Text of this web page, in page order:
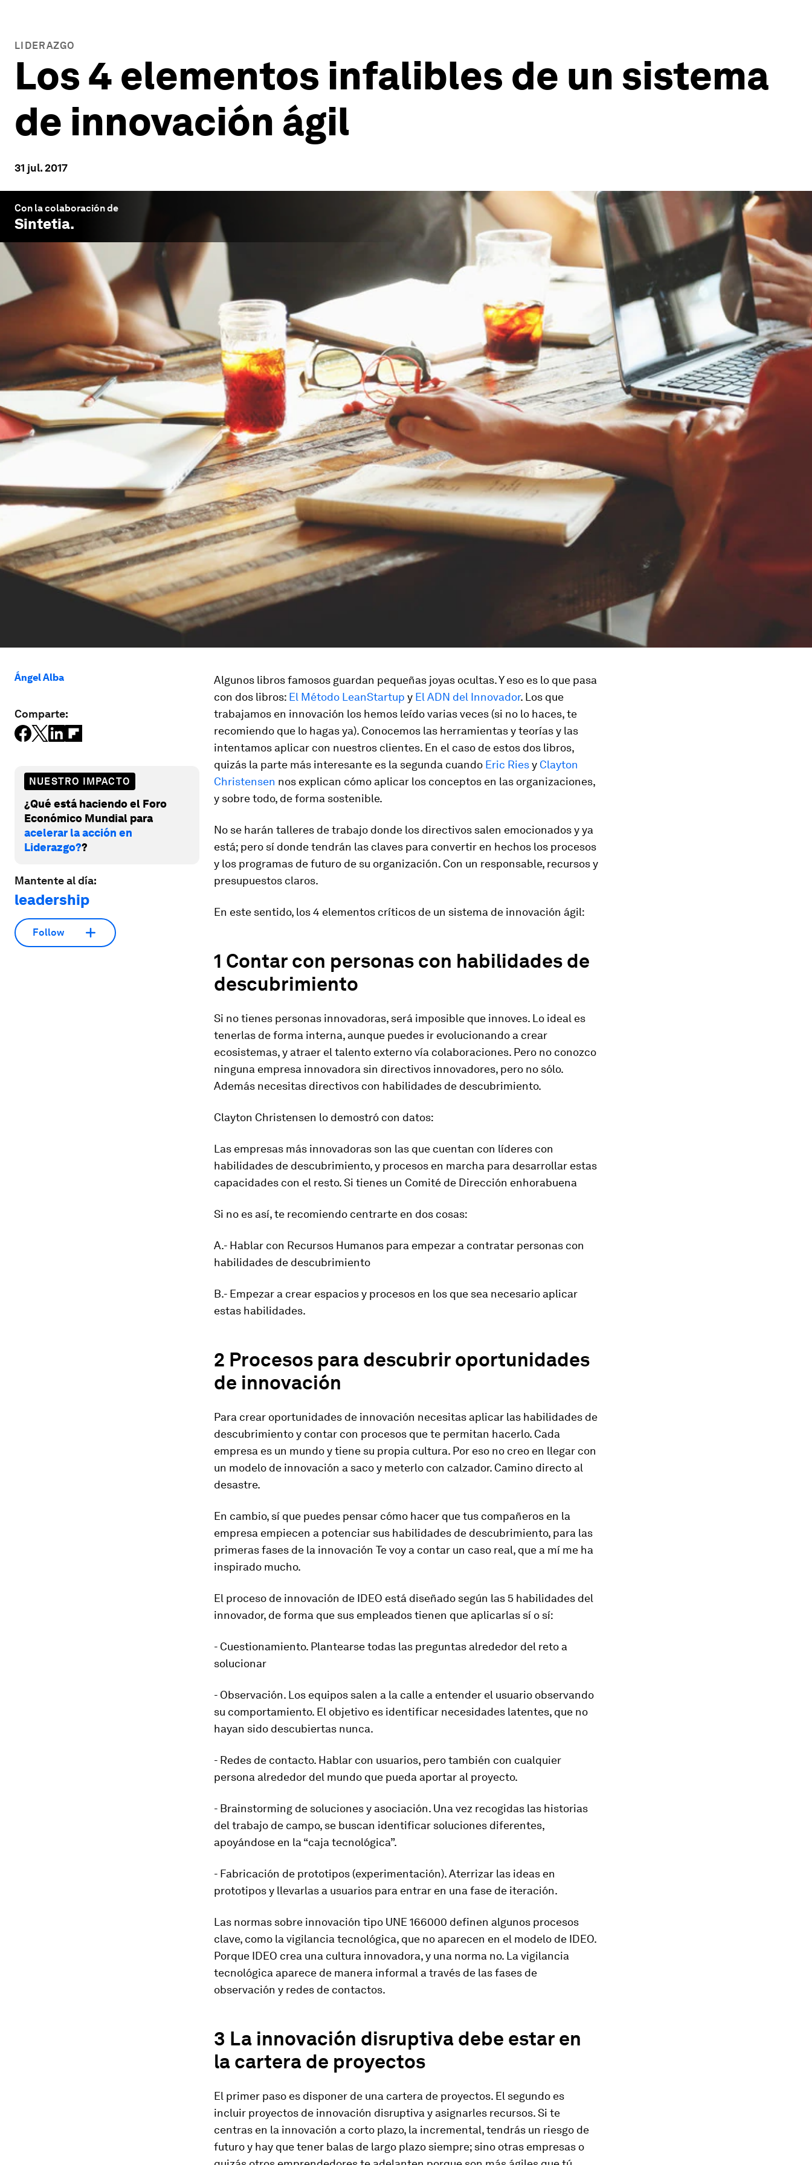
LIDERAZGO
Los 4 elementos infalibles de un sistema
de innovación ágil
31 jul. 2017
Con la colaboración de
Sintetia.
Ángel Alba
Comparte:
NUESTRO IMPACTO
¿Qué está haciendo el Foro
Económico Mundial para
acelerar la acción en
Liderazgo??
Mantente al día:
leadership
Follow
Algunos libros famosos guardan pequeñas joyas ocultas. Y eso es lo que pasa
con dos libros: El Método LeanStartup y El ADN del Innovador. Los que
trabajamos en innovación los hemos leído varias veces (si no lo haces, te
recomiendo que lo hagas ya). Conocemos las herramientas y teorías y las
intentamos aplicar con nuestros clientes. En el caso de estos dos libros,
quizás la parte más interesante es la segunda cuando Eric Riesy Clayton
Christensen nos explican cómo aplicar los conceptos en las organizaciones,
y sobre todo, de forma sostenible.
No se harán talleres de trabajo donde los directivos salen emocionados y ya
está; pero sí donde tendrán las claves para convertir en hechos los procesos
y los programas de futuro de su organización. Con un responsable, recursos y
presupuestos claros.
En este sentido, los 4 elementos críticos de un sistema de innovación ágil:
1 Contar con personas con habilidades de
descubrimiento
Si no tienes personas innovadoras, será imposible que innoves. Lo ideal es
tenerlas de forma interna, aunque puedes ir evolucionando a crear
ecosistemas, y atraer el talento externo vía colaboraciones. Pero no conozco
ninguna empresa innovadora sin directivos innovadores, pero no sólo.
Además necesitas directivos con habilidades de descubrimiento.
Clayton Christensen lo demostró con datos:
Las empresas más innovadoras son las que cuentan con líderes con
habilidades de descubrimiento, y procesos en marcha para desarrollar estas
capacidades con el resto. Si tienes un Comité de Dirección enhorabuena
Si no es así, te recomiendo centrarte en dos cosas:
A.- Hablar con Recursos Humanos para empezar a contratar personas con
habilidades de descubrimiento
B.- Empezar a crear espacios y procesos en los que sea necesario aplicar
estas habilidades.
2 Procesos para descubrir oportunidades
de innovación
Para crear oportunidades de innovación necesitas aplicar las habilidades de
descubrimiento y contar con procesos que te permitan hacerlo. Cada
empresa es un mundo y tiene su propia cultura. Por eso no creo en llegar con
un modelo de innovación a saco y meterlo con calzador. Camino directo al
desastre.
En cambio, sí que puedes pensar cómo hacer que tus compañeros en la
empresa empiecen a potenciar sus habilidades de descubrimiento, para las
primeras fases de la innovación Te voy a contar un caso real, que a mí me ha
inspirado mucho.
El proceso de innovación de IDEO está diseñado según las 5 habilidades del
innovador, de forma que sus empleados tienen que aplicarlas sí o sí:
- Cuestionamiento. Plantearse todas las preguntas alrededor del reto a
solucionar
- Observación. Los equipos salen a la calle a entender el usuario observando
su comportamiento. El objetivo es identificar necesidades latentes, que no
hayan sido descubiertas nunca.
- Redes de contacto. Hablar con usuarios, pero también con cualquier
persona alrededor del mundo que pueda aportar al proyecto.
- Brainstorming de soluciones y asociación. Una vez recogidas las historias
del trabajo de campo, se buscan identificar soluciones diferentes,
apoyándose en la “caja tecnológica”.
- Fabricación de prototipos (experimentación).Aterrizar las ideas en
prototipos y llevarlas a usuarios para entrar en una fase de iteración.
Las normas sobre innovación tipo UNE 166000 definen algunos procesos
clave, como la vigilancia tecnológica, que no aparecen en el modelo de IDEO.
Porque IDEO crea una cultura innovadora, y una norma no. La vigilancia
tecnológica aparece de manera informal a través de las fases de
observación y redes de contactos.
3 La innovación disruptiva debe estar en
la cartera de proyectos
El primer paso es disponer de una cartera de proyectos. El segundo es
incluir proyectos de innovación disruptiva y asignarles recursos. Si te
centras en la innovación a corto plazo, la incremental, tendrás un riesgo de
futuro y hay que tener balas de largo plazo siempre; sino otras empresas o